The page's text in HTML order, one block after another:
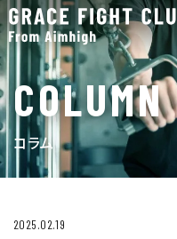
COLUMN
コラム
2025.02.19